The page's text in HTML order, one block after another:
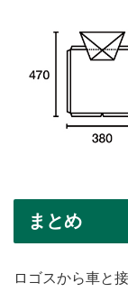
まとめ
ロゴスから車と